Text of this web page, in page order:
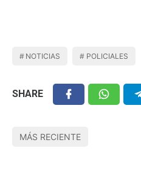
NOTICIAS POLICIALES
SHARE
MÁS RECIENTE